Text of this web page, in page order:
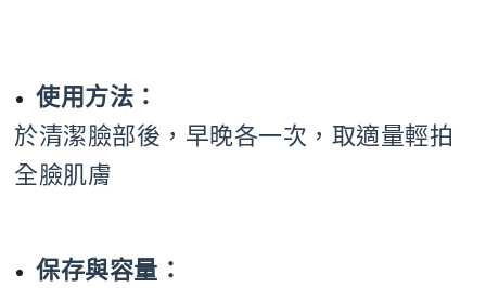
使用方法：
於清潔臉部後，早晚各一次，取適量輕拍
全臉肌膚
保存與容量：